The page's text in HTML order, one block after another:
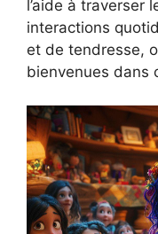
l’aide à traverser
interactions
et de tendresse,
bienvenues dans